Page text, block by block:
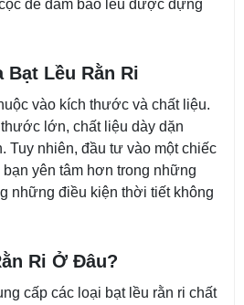
để đảm bảo lều được dựng
Bạt Lều Rằn Ri
vào kích thước và chất liệu.
lớn, chất liệu dày dặn
Tuy nhiên, đầu tư vào một chiếc
yên tâm hơn trong những
những điều kiện thời tiết không
Ri Ở Đâu?
cấp các loại bạt lều rằn ri chất